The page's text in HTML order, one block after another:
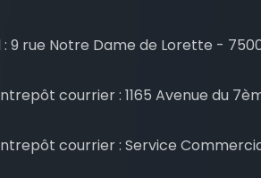
9 rue Notre Dame de Lorette -
courrier : 1165 Avenue du
courrier : Service